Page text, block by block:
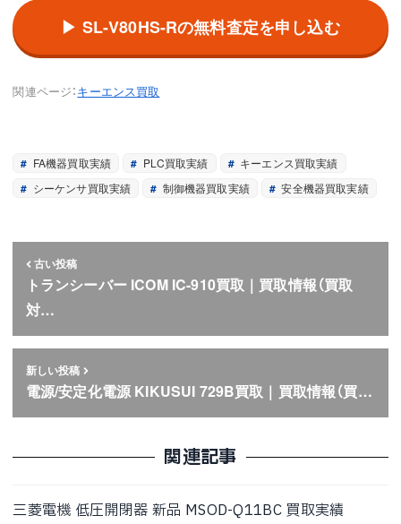
▶ SL-V80HS-Rの無料査定を申し込む
関連ページ：キーエンス買取
FA機器買取実績 PLC買取実績
キーエンス買取実績
シーケンサ買取実績
制御機器買取実績 安全機器買取実績
古い投稿
トランシーバー ICOM IC-910買取｜買取情報（買取
対…
新しい投稿
電源/安定化電源 KIKUSUI 729B買取｜買取情報（買…
関連記事
三菱電機 低圧開閉器 新品 MSOD-Q11BC 買取実績